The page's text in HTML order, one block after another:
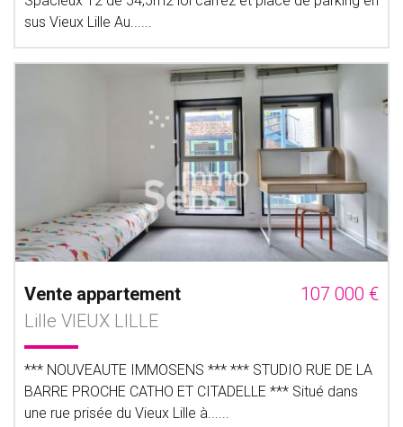
sus Vieux Lille Au......
Vente appartement
107 000 €
Lille VIEUX LILLE
*** NOUVEAUTE IMMOSENS *** *** STUDIO RUE DE LA
BARRE PROCHE CATHO ET CITADELLE *** Situé dans
une rue prisée du Vieux Lille à......